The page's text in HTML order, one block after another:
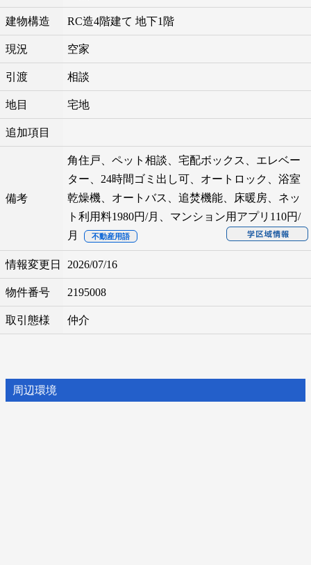
建物構造 RC造4階建て 地下1階
現況 空家
引渡 相談
地目 宅地
追加項目
備考
角住戸、ペット相談、宅配ボックス、エレベー
ター、24時間ゴミ出し可、オートロック、浴室
乾燥機、オートバス、追焚機能、床暖房、ネッ
ト利用料1980円/月、マンション用アプリ110円/
月
不動産用語
情報変更日 2026/07/16
物件番号 2195008
取引態様 仲介
周辺環境